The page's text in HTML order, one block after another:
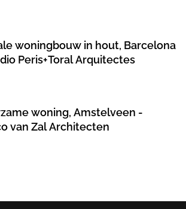
woningbouw in hout, Barcelona
Peris+Toral Arquitectes
woning, Amstelveen -
van Zal Architecten